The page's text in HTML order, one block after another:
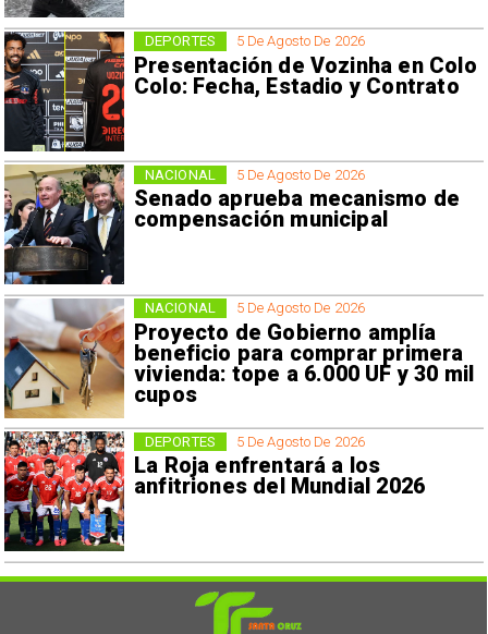
5 De Agosto De 2026
Presentación de Vozinha en Colo
Colo: Fecha, Estadio y Contrato
DEPORTES
5 De Agosto De 2026
Senado aprueba mecanismo de
compensación municipal
NACIONAL
5 De Agosto De 2026
Proyecto de Gobierno amplía
beneficio para comprar primera
vivienda: tope a 6.000 UF y 30 mil
cupos
NACIONAL
5 De Agosto De 2026
La Roja enfrentará a los
anfitriones del Mundial 2026
DEPORTES